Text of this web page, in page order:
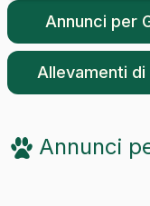
Annunci per
Allevamenti di
Annunci